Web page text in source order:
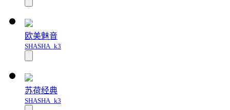
欧美魅音
SHASHA_k3
苏荷经典
SHASHA_k3